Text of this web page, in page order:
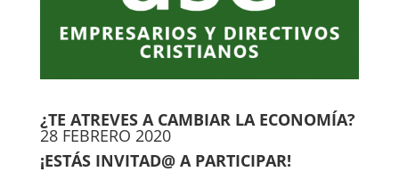
¿TE ATREVES A CAMBIAR LA ECONOMÍA?
28 FEBRERO 2020
¡ESTÁS INVITAD@ A PARTICIPAR!